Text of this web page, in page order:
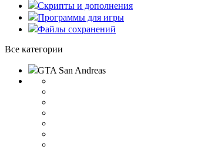
Скрипты и дополнения
Программы для игры
Файлы сохранений
Все категории
GTA San Andreas